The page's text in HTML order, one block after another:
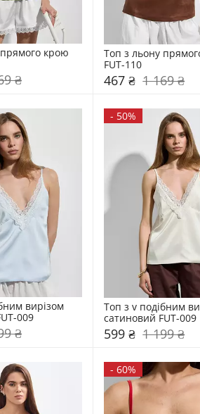
крою
₴
Топ з льону
FUT-110
467 ₴ 1 169 ₴
вирізом
009
₴
- 50%
Топ з v подібним
сатиновий FUT-009
599 ₴ 1 199 ₴
-60%